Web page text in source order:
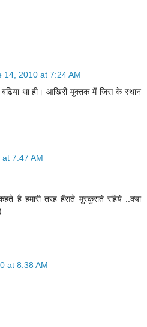
14, 2010 at 7:24 AM
बढिया था ही। आखिरी मुक्‍तक में जिस के स्‍थान
7:47 AM
है हमारी तरह हँसते मुस्कुराते रहिये ..क्या
at 8:38 AM